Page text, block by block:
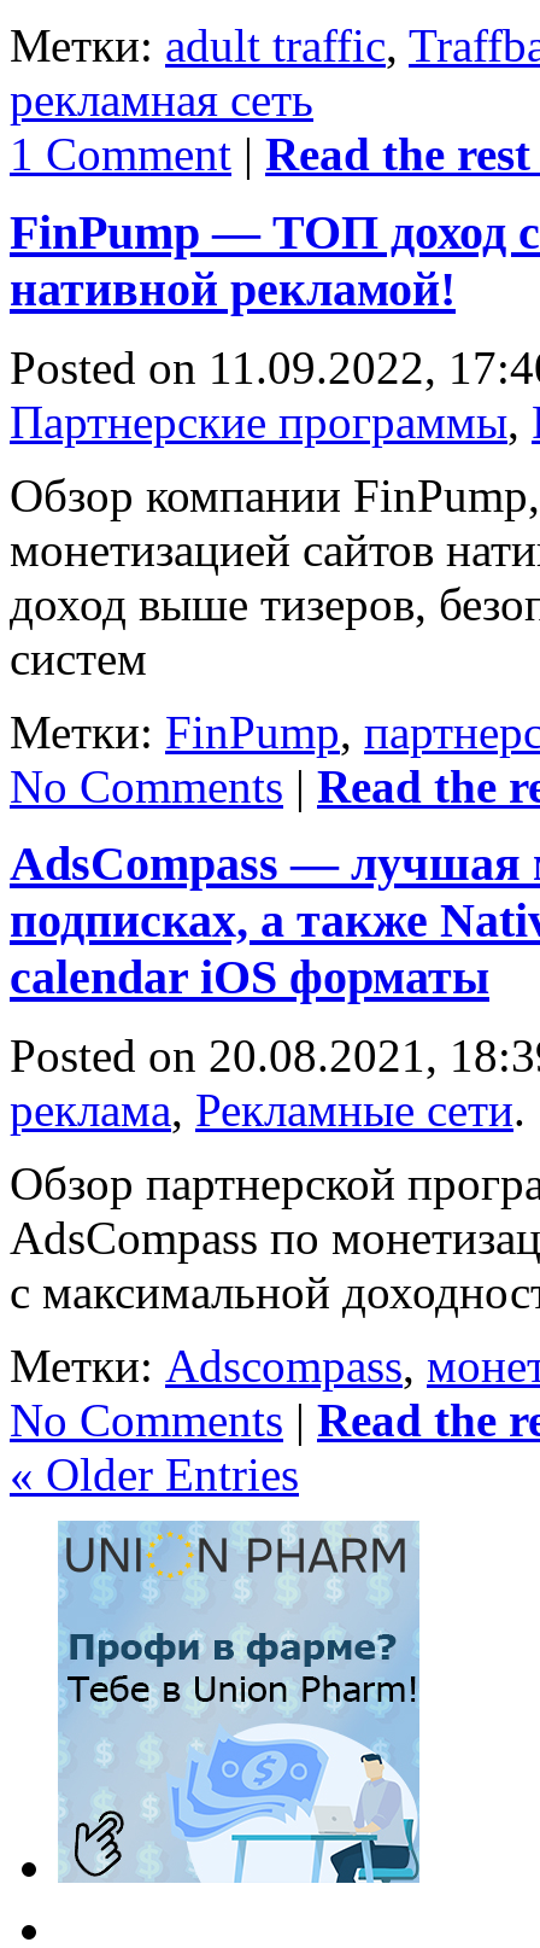
Метки: adult traffic,
рекламная сеть
1 Comment | Read the
FinPump — ТОП доход
нативной рекламой!
Posted on 11.09.2022,
Партнерские программы,
Обзор компании FinPump,
монетизацией сайтов
доход выше тизеров,
систем
Метки: FinPump,
No Comments | Read the
AdsCompass — лучшая
подписках, а также
calendar iOS форматы
Posted on 20.08.2021,
реклама, Рекламные сети.
Обзор партнерской
AdsCompass по
с максимальной
Метки: Adscompass,
No Comments | Read the
« Older Entries